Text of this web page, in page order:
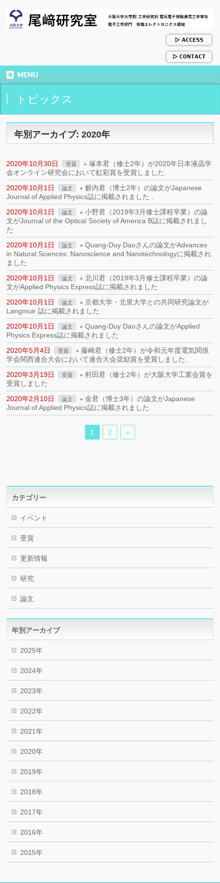
MENU
トピックス
年別アーカイブ: 2020年
2020年10月30日 受賞
塚本君（修士2年）が2020年日本液晶学
会オンライン研究会において虹彩賞を受賞しました.
2020年10月1日
論文
籔内君（博士2年）の論文がJapanese
Journal of Applied Physics誌に掲載されました．
2020年10月1日
論文
小野君（2019年3月修士課程卒業）の論
文がJournal of the Optical Society of America B誌に掲載されまし
た
2020年10月1日
論文
Quang-Duy Daoさんの論文がAdvances
in Natural Sciences: Nanoscience and Nanotechnologyに掲載され
ました
2020年10月1日
論文
北川君（2019年3月修士課程卒業）の論
文がApplied Physics Express誌に掲載されました
2020年10月1日
論文
京都大学・北里大学との共同研究論文が
Langmuir 誌に掲載されました
2020年10月1日
論文
Quang-Duy Daoさんの論文がApplied
Physics Express誌に掲載されました
2020年5月4日
受賞
藤崎君（修士2年）が令和元年度電気関係
学会関西連合大会において連合大会奨励賞を受賞しました.
2020年3月19日
受賞
村田君（修士2年）が大阪大学工業会賞を
受賞しました
2020年2月10日
論文
金君（博士3年）の論文がJapanese
Journal of Applied Physics誌に掲載されました.
1 2 »
カテゴリー
イベント
受賞
更新情報
研究
論文
年別アーカイブ
2025年
2024年
2023年
2022年
2021年
2020年
2019年
2018年
2017年
2016年
2015年